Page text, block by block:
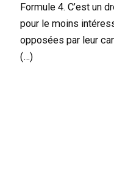
Formule 4. C’est un
pour le moins
opposées par leur
(…)